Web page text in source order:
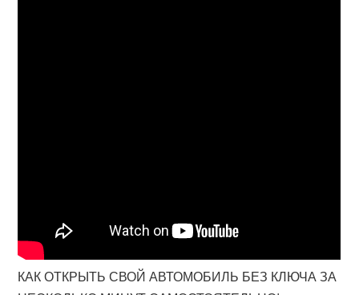
КАК ОТКРЫТЬ СВОЙ АВТОМОБИЛЬ БЕЗ КЛЮЧА ЗА